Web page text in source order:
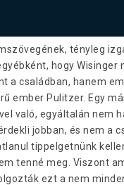
tényleg
hogy
a családban, hanem
ember Pulitzer. Egy
való, egyáltalán nem
jobban, és nem a
tippelgetnünk
tenné meg. Viszont
ezt a nem